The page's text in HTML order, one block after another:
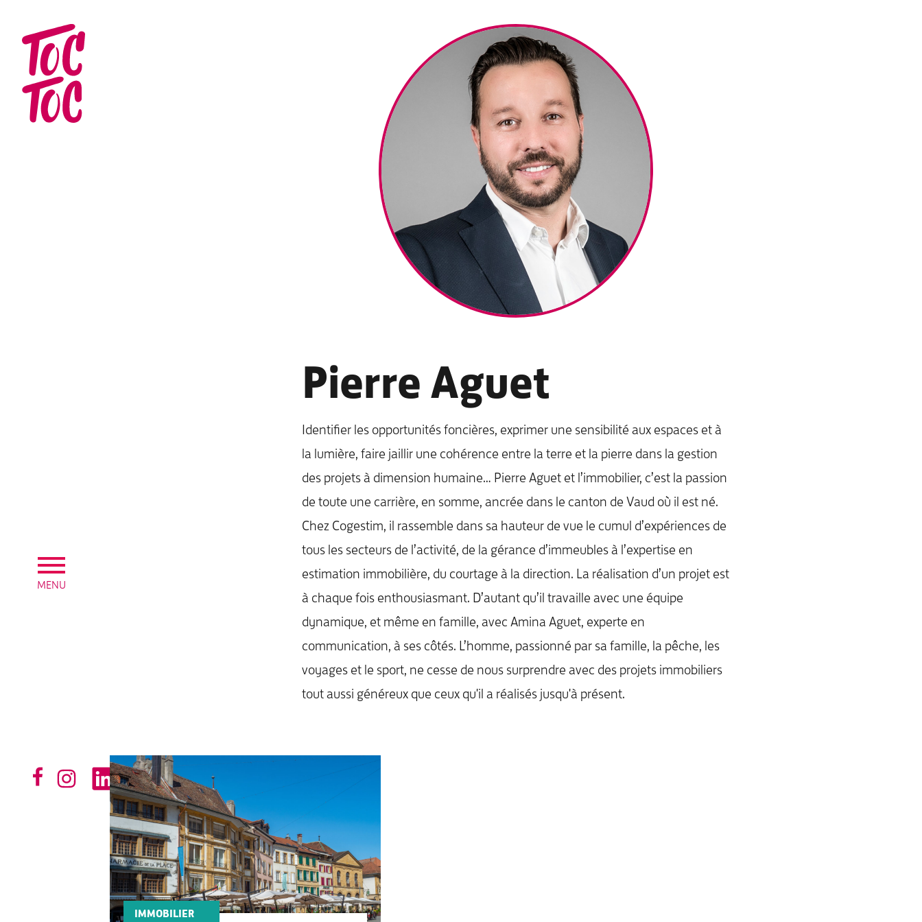
MENU
Pierre Aguet
Identifier les opportunités foncières, exprimer une sensibilité aux espaces et à
la lumière, faire jaillir une cohérence entre la terre et la pierre dans la gestion
des projets à dimension humaine… Pierre Aguet et l’immobilier, c’est la passion
de toute une carrière, en somme, ancrée dans le canton de Vaud où il est né.
Chez Cogestim, il rassemble dans sa hauteur de vue le cumul d’expériences de
tous les secteurs de l’activité, de la gérance d’immeubles à l’expertise en
estimation immobilière, du courtage à la direction. La réalisation d’un projet est
à chaque fois enthousiasmant. D’autant qu’il travaille avec une équipe
dynamique, et même en famille, avec Amina Aguet, experte en
communication, à ses côtés. L’homme, passionné par sa famille, la pêche, les
voyages et le sport, ne cesse de nous surprendre avec des projets immobiliers
tout aussi généreux que ceux qu'il a réalisés jusqu'à présent.
IMMOBILIER